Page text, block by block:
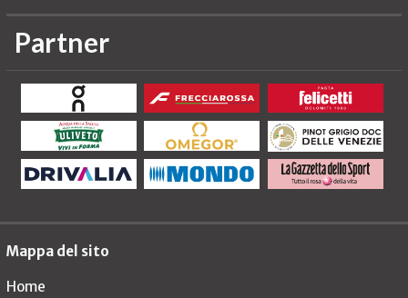
Partner
Mappa del sito
Home